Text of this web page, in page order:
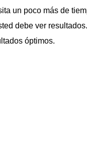
un poco más de
debe ver
óptimos.